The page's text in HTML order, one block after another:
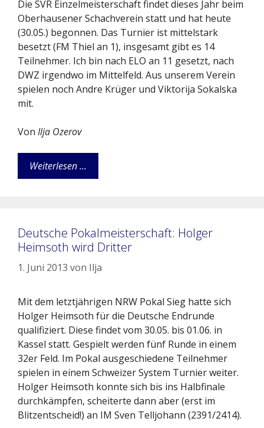
Die SVR Einzelmeisterschaft findet dieses Jahr beim
Oberhausener Schachverein statt und hat heute
(30.05.) begonnen. Das Turnier ist mittelstark
besetzt (FM Thiel an 1), insgesamt gibt es 14
Teilnehmer. Ich bin nach ELO an 11 gesetzt, nach
DWZ irgendwo im Mittelfeld. Aus unserem Verein
spielen noch Andre Krüger und Viktorija Sokalska
mit.
Von Ilja Ozerov
Weiterlesen …
Deutsche Pokalmeisterschaft: Holger
Heimsoth wird Dritter
1. Juni 2013 von Ilja
Mit dem letztjährigen NRW Pokal Sieg hatte sich
Holger Heimsoth für die Deutsche Endrunde
qualifiziert. Diese findet vom 30.05. bis 01.06. in
Kassel statt. Gespielt werden fünf Runde in einem
32er Feld. Im Pokal ausgeschiedene Teilnehmer
spielen in einem Schweizer System Turnier weiter.
Holger Heimsoth konnte sich bis ins Halbfinale
durchkämpfen, scheiterte dann aber (erst im
Blitzentscheid!) an IM Sven Telljohann (2391/2414).